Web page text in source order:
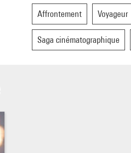
Affrontement Voyageur
Saga cinématographique